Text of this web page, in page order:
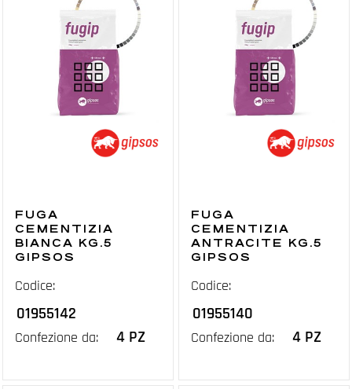
FUGA
CEMENTIZIA
BIANCA KG.5
GIPSOS
Codice:
01955142
Confezione da: 4 PZ
FUGA
CEMENTIZIA
ANTRACITE KG.5
GIPSOS
Codice:
01955140
Confezione da: 4 PZ